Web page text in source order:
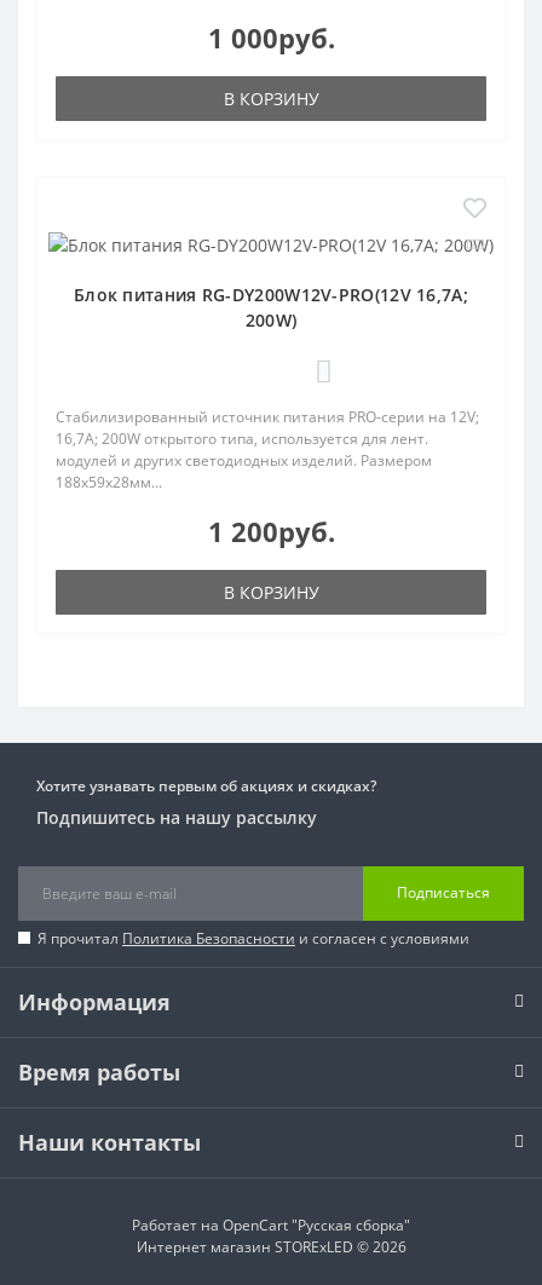
1 000руб.
В КОРЗИНУ
Блок питания RG-DY200W12V-PRO(12V 16,7A;
200W)
Стабилизированный источник питания PRO-серии на 12V;
16,7A; 200W открытого типа, используется для лент.
модулей и других светодиодных изделий. Размером
188х59х28мм...
1 200руб.
В КОРЗИНУ
Хотите узнавать первым об акциях и скидках?
Подпишитесь на нашу рассылку
Подписаться
Я прочитал Политика Безопасности и согласен с условиями
Информация
Время работы
Наши контакты
Работает на OpenCart "Русская сборка"
Интернет магазин STORExLED © 2026